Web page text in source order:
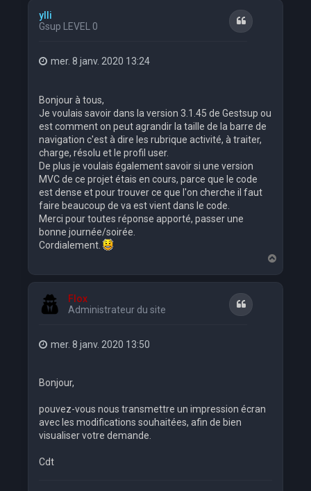
ylli
Gsup LEVEL 0
Citation
mer. 8 janv. 2020 13:24
Bonjour à tous,
Je voulais savoir dans la version 3.1.45 de Gestsup ou
est comment on peut agrandir la taille de la barre de
navigation c'est à dire les rubrique activité, à traiter,
charge, résolu et le profil user.
De plus je voulais également savoir si une version
MVC de ce projet étais en cours, parce que le code
est dense et pour trouver ce que l'on cherche il faut
faire beaucoup de va est vient dans le code.
Merci pour toutes réponse apporté, passer une
bonne journée/soirée.
Cordialement.
a
Flox
Administrateur du site
Citation
mer. 8 janv. 2020 13:50
Bonjour,
pouvez-vous nous transmettre un impression écran
avec les modifications souhaitées, afin de bien
visualiser votre demande.
Cdt